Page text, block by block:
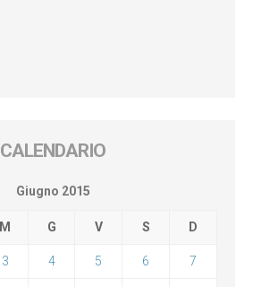
CALENDARIO
Giugno 2015
M G V S D
3 4 5 6 7